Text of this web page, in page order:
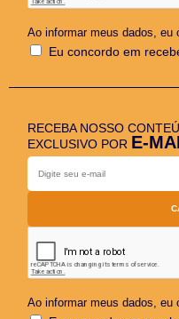
Ao informar meus dados,
Eu concordo em
RECEBA NOSSO
EXCLUSIVO POR E-
Ao informar meus dados,